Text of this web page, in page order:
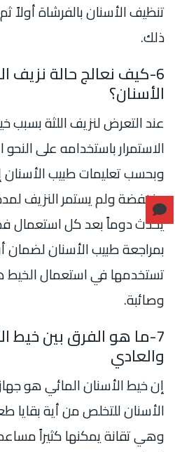
تنظيف الأسنان بالفرشاة أولاً
ذلك.
6-كيف نعالج حالة نزيف
الأسنان؟
عند التعرض لنزيف اللثة بسبب
الاستمرار باستخدامه على
وبحسب تعليمات طبيب الأسنان
منخفضة ولم يستمر النزيف
يحدث دوماً بعد كل استعمال
بمراجعة طبيب الأسنان لضمان
تستخدمها في استعمال
وصائبة.
7-ما هو الفرق بين خيط
والعادي
إن خيط الأسنان المائي هو جهاز
الأسنان للتخلص من أية بقايا
وهي تقانة يمكنها كثيراً